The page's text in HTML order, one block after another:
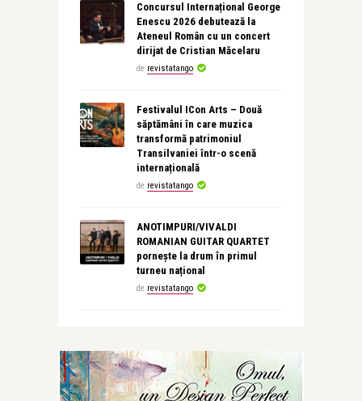
Concursul Internațional George
Enescu 2026 debutează la
Ateneul Român cu un concert
dirijat de Cristian Măcelaru
de revistatango
Festivalul ICon Arts – Două
săptămâni în care muzica
transformă patrimoniul
Transilvaniei într-o scenă
internațională
de revistatango
ANOTIMPURI/VIVALDI
ROMANIAN GUITAR QUARTET
pornește la drum în primul
turneu național
de revistatango